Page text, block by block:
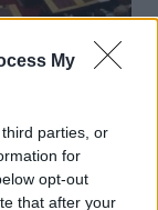
My
parties, or
for
opt-out
that after your